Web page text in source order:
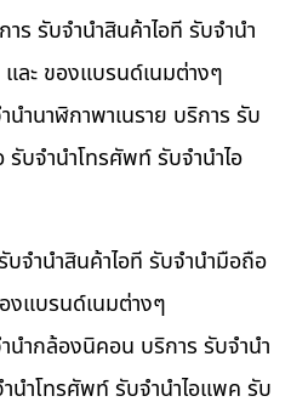
ร รับจำนำสินค้าไอที รับจำนำ
ละ ของแบรนด์เนมต่างๆ
ำนาฬิกาพาเนราย บริการ รับ
บจำนำโทรศัพท์ รับจำนำไอ
จำนำสินค้าไอที รับจำนำมือถือ
งแบรนด์เนมต่างๆ
ำกล้องนิคอน บริการ รับจำนำ
นำโทรศัพท์ รับจำนำไอแพค รับ